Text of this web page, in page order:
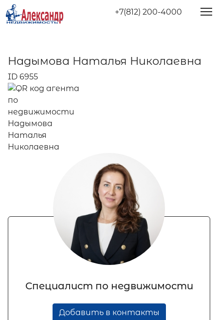
+7(812) 200-4000
Надымова Наталья Николаевна
ID 6955
Специалист по недвижимости
Добавить в контакты